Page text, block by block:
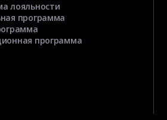
лояльности
программа
программа